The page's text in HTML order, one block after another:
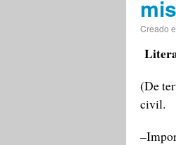
Creado
(De
civil.